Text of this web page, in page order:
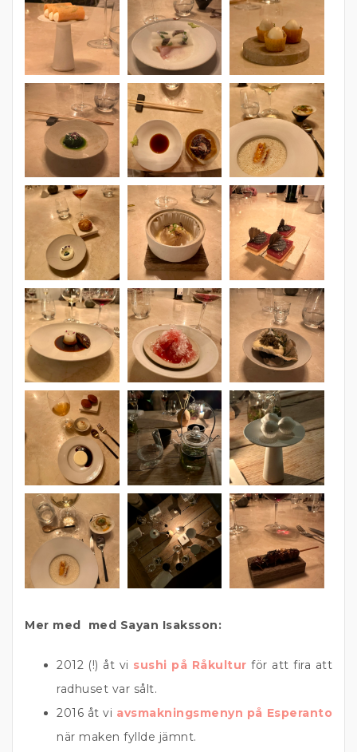
Mer med med Sayan Isaksson:
2012 (!) åt vi sushi på Råkultur för att fira att
radhuset var sålt.
2016 åt vi avsmakningsmenyn på Esperanto
när maken fyllde jämnt.